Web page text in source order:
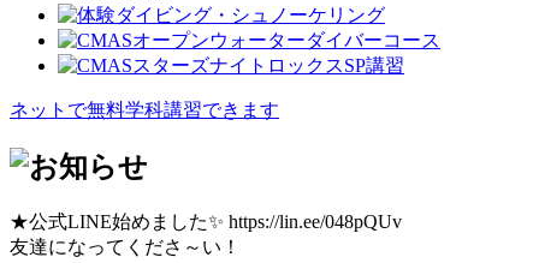
ネットで無料学科講習できます
★公式LINE始めました✨ https://lin.ee/048pQUv
友達になってくださ～い！